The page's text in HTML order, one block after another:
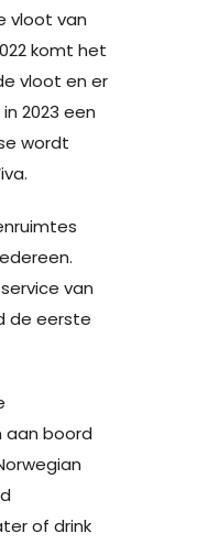
vloot van
komt het
vloot en er
2023 een
wordt
van
de eerste
aan boord
of drink